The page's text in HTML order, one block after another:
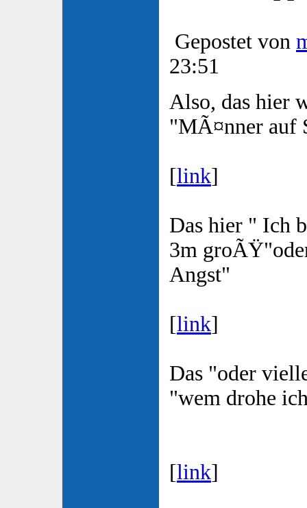
Gepostet von
23:51
Also, das hier
"MÃ¤nner auf
[link]
Das hier " Ich
3m
Angst"
[link]
Das "oder
"wem drohe
[link]